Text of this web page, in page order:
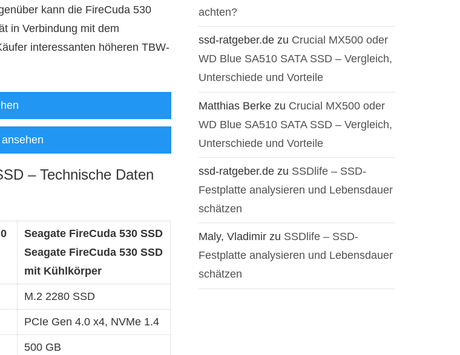
kann die FireCuda 530
in Verbindung mit dem
interessanten höheren TBW-
– Technische Daten
Seagate FireCuda 530 SSD
Seagate FireCuda 530 SSD
mit Kühlkörper
M.2 2280 SSD
PCIe Gen 4.0 x4, NVMe 1.4
500 GB
achten?
ssd-ratgeber.dezu Crucial MX500 oder
WD Blue SA510 SATA SSD – Vergleich,
Unterschiede und Vorteile
Matthias Berkezu Crucial MX500 oder
WD Blue SA510 SATA SSD – Vergleich,
Unterschiede und Vorteile
ssd-ratgeber.dezu SSDlife – SSD-
Festplatte analysieren und Lebensdauer
schätzen
Maly, Vladimirzu SSDlife – SSD-
Festplatte analysieren und Lebensdauer
schätzen